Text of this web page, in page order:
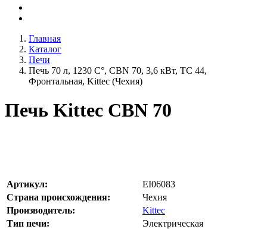
Главная
Каталог
Печи
Печь 70 л, 1230 С°, CBN 70, 3,6 кВт, TC 44,
Фронтальная, Kittec (Чехия)
Печь Kittec CBN 70
Артикул:
EI06083
Страна происхождения:
Чехия
Производитель:
Kittec
Тип печи:
Электрическая